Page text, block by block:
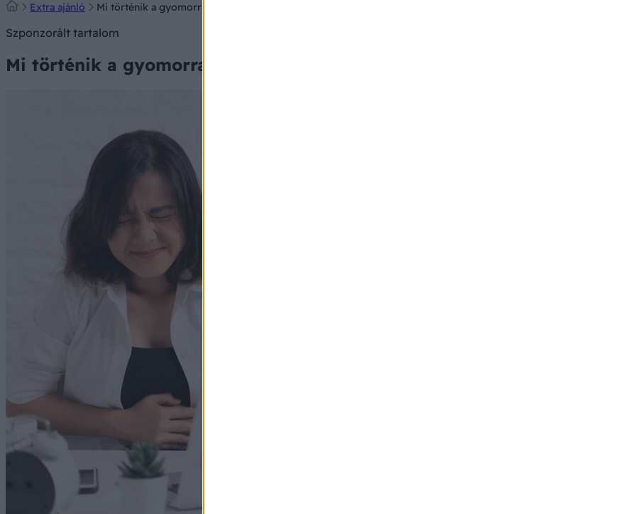
Extra ajánló Mi történik a gyomorral stressz esetén? Betegségek sora indulhat el
Szponzorált tartalom
Mi történik a gyomorral stressz esetén? Betegségek sora indulhat el